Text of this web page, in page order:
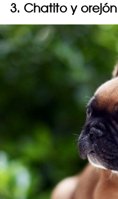
3. Chatito y orejón